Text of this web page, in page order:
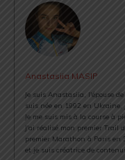
Anastasiia MASIP
Je suis Anastasiia, l'épouse
suis née en 1992 en
Je me suis mis à la course à
J'ai réalisé mon premier Trail
premier Marathon à Paris en
et je suis créatrice de